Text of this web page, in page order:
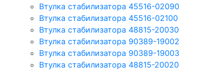
Втулка стабилизатора 45516-02090
Втулка стабилизатора 45516-02100
Втулка стабилизатора 48815-20030
Втулка стабилизатора 90389-19002
Втулка стабилизатора 90389-19003
Втулка стабилизатора 48815-20020